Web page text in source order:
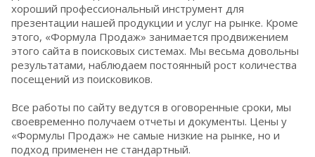
хороший профессиональный инструмент для
презентации нашей продукции и услуг на рынке. Кроме
этого, «Формула Продаж» занимается продвижением
этого сайта в поисковых системах. Мы весьма довольны
результатами, наблюдаем постоянный рост количества
посещений из поисковиков.
Все работы по сайту ведутся в оговоренные сроки, мы
своевременно получаем отчеты и документы. Цены у
«Формулы Продаж» не самые низкие на рынке, но и
подход применен не стандартный.